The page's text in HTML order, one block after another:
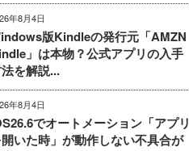
年8月4日
版Kindleの発行元「AMZN
」は本物？公式アプリの入手
を解説...
年8月4日
でオートメーション「アプリ
いた時」が動作しない不具合が